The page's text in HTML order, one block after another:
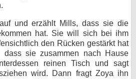
und erzählt Mills, dass sie die
hat. Sie will sich bei ihm
den Rücken gestärkt hat
dass sie zusammen nach Hause
reinen Tisch und sagt
wird. Dann fragt Zoya ihn